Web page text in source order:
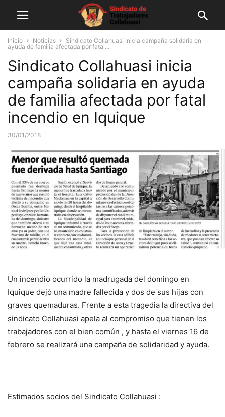
Inicio Noticias
Sindicato Collahuasi inicia campaña solidaria en
ayuda de familia afectada por fatal...
Sindicato Collahuasi inicia
campaña solidaria en ayuda
de familia afectada por fatal
incendio en Iquique
30/01/2018
Un incendio ocurrido la madrugada del domingo en
Iquique dejó una madre fallecida y dos de sus hijas con
graves quemaduras. Frente a esta tragedia la directiva del
sindicato Collahuasi apela al compromiso que tienen los
trabajadores con el bien común , y hasta el viernes 16 de
febrero se realizará una campaña de solidaridad y ayuda.
Estimados socios del Sindicato Collahuasi :